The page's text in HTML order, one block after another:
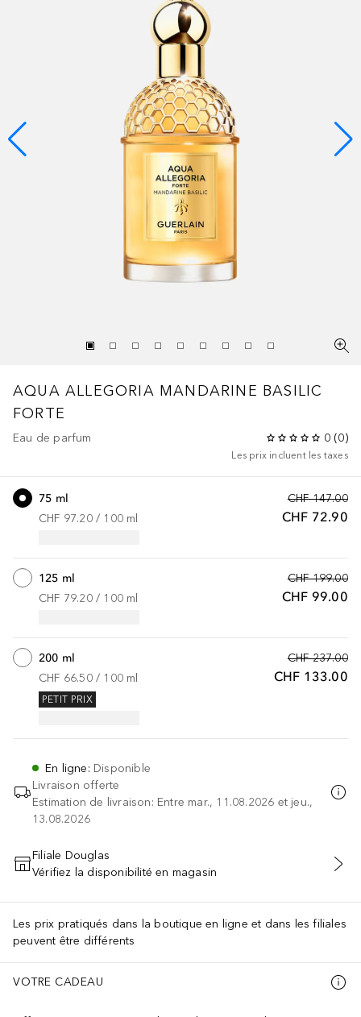
AQUA ALLEGORIA MANDARINE BASILIC
FORTE
Eau de parfum 0 (0)
Les prix incluent les taxes
CHF 147.00
CHF 72.90
75 ml
CHF 97.20 / 100 ml
CHF 199.00
CHF 99.00
125 ml
CHF 79.20 / 100 ml
CHF 237.00
CHF 133.00
200 ml
CHF 66.50 / 100 ml
PETIT PRIX
En ligne: Disponible
Livraison offerte
Estimation de livraison: Entre mar., 11.08.2026 et jeu.,
13.08.2026
AJOUTER AU PANIER
Filiale Douglas
Vérifiez la disponibilité en magasin
Les prix pratiqués dans la boutique en ligne et dans les filiales
peuvent être différents
VOTRE CADEAU